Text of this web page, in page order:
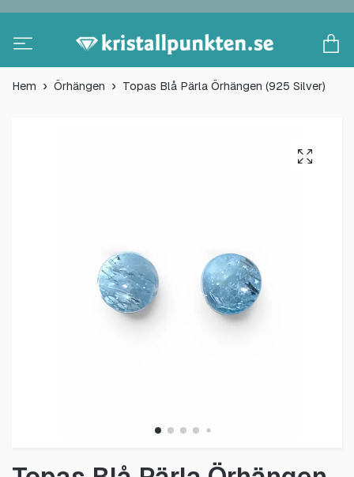
Hem Örhängen Topas Blå Pärla Örhängen (925 Silver)